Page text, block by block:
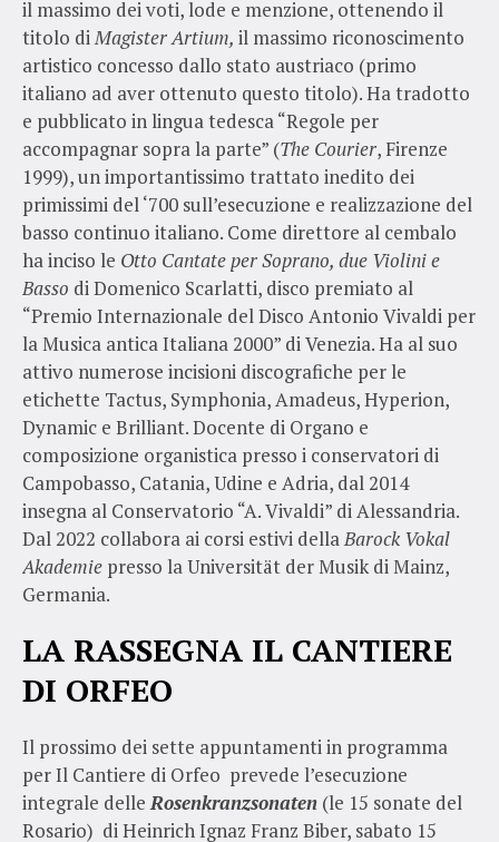
il massimo dei voti, lode e menzione, ottenendo il
titolo diMagister Artium, il massimo riconoscimento
artistico concesso dallo stato austriaco (primo
italiano ad aver ottenuto questo titolo). Ha tradotto
e pubblicato in lingua tedesca “Regole per
accompagnar sopra la parte” (The Courier, Firenze
1999), un importantissimo trattato inedito dei
primissimi del ‘700 sull’esecuzione e realizzazione del
basso continuo italiano. Come direttore al cembalo
ha inciso le Otto Cantate per Soprano, due Violini e
Basso di Domenico Scarlatti, disco premiato al
“Premio Internazionale del Disco Antonio Vivaldi per
la Musica antica Italiana 2000” di Venezia. Ha al suo
attivo numerose incisioni discografiche per le
etichette Tactus, Symphonia, Amadeus, Hyperion,
Dynamic e Brilliant. Docente di Organo e
composizione organistica presso i conservatori di
Campobasso, Catania, Udine e Adria, dal 2014
insegna al Conservatorio “A. Vivaldi” di Alessandria.
Dal 2022 collabora ai corsi estivi dellaBarock Vokal
Akademie presso la Universität der Musik di Mainz,
Germania.
LA RASSEGNA IL CANTIERE
DI ORFEO
Il prossimo dei sette appuntamenti in programma
per Il Cantiere di Orfeo prevede l’esecuzione
integrale delleRosenkranzsonaten (le 15 sonate del
Rosario) di Heinrich Ignaz Franz Biber, sabato 15